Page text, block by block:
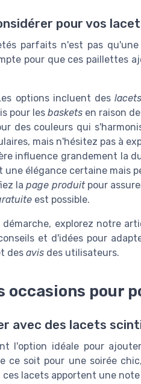
pour vos
parfaits n'est pas
pour que ces paillettes
options incluent des
pour les baskets en raison
des couleurs qui
mais n'hésitez pas à
influence grandement la
une élégance certaine mais
lapage produitpour
est possible.
explorez notre
et d'idées pour
des avis des utilisateurs.
occasions pour
avec des lacets
l'option idéale pour
ce soit pour une soirée
lacets apportent une